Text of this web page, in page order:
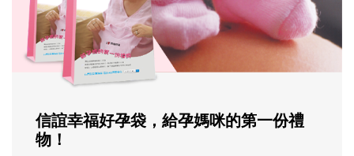
信誼幸福好孕袋，給孕媽咪的第一份禮
物！